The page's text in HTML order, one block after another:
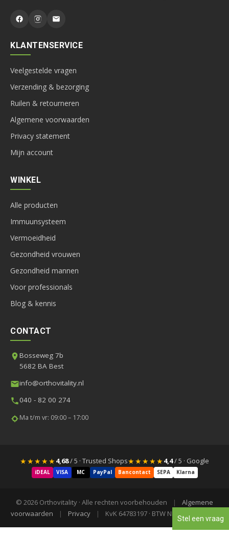
KLANTENSERVICE
Veelgestelde vragen
Verzending & bezorging
Ruilen & retourneren
Algemene voorwaarden
Privacy statement
Mijn account
WINKEL
Alle producten
Immuunsysteem
Vermoeidheid
Gezondheid vrouwen
Gezondheid mannen
Voor professionals
Blog & kennis
CONTACT
Bosseweg 7b
5682 BA Best
info@orthovitality.nl
040 - 82 00 274
Ma t/m vr: 09:00 – 17:00
★★★★★4,68/ 5 · Trusted Shops★★★★★4,4/ 5 · Google
iDEAL VISA MC PayPal Bancontact SEPA Klarna
© 2026 Orthovitality · Alle rechten voorbehouden |
Algemene
voorwaarden
| Privacy | KvK 64783197 · BTW NL855840523B01
Stel een vraag